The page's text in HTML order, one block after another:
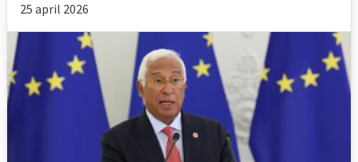
25 april 2026